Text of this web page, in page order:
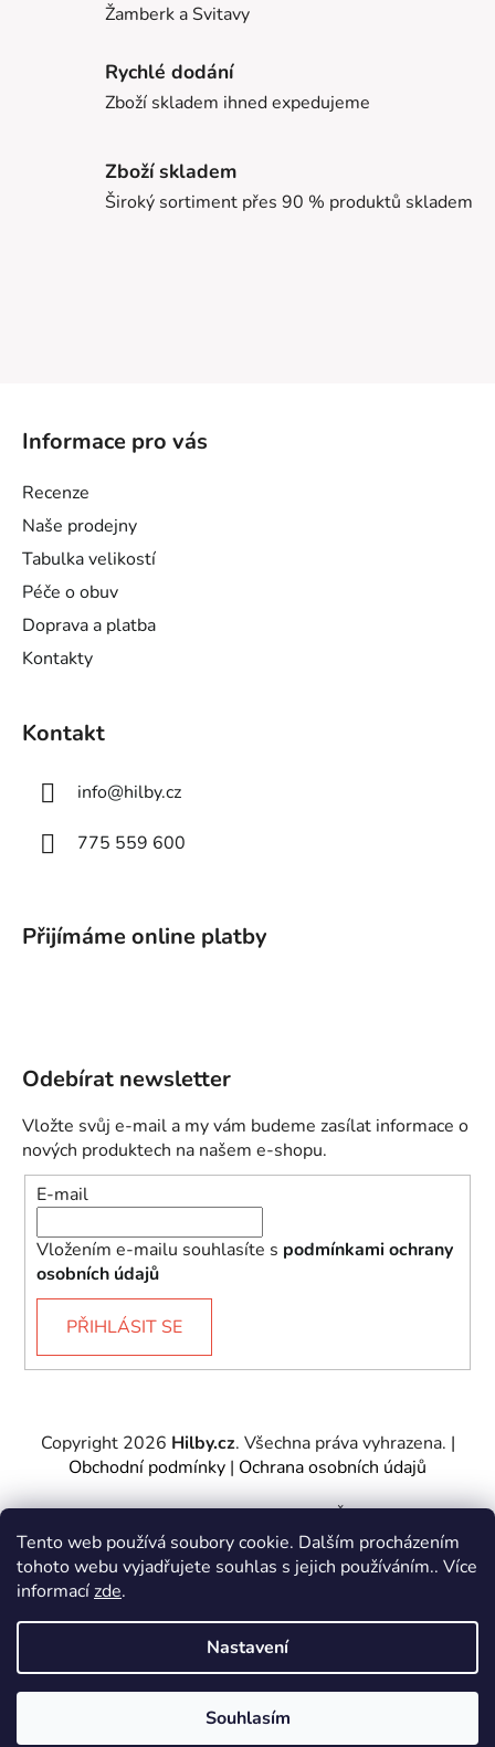
Tento web používá soubory cookie. Dalším procházením
tohoto webu vyjadřujete souhlas s jejich používáním.. Více
informacízde.
Nastavení
Souhlasím
Žamberk a Svitavy
Rychlé dodání
Zboží skladem ihned expedujeme
Zboží skladem
Široký sortiment přes 90 % produktů skladem
Informace pro vás
Recenze
Naše prodejny
Tabulka velikostí
Péče o obuv
Doprava a platba
Kontakty
Kontakt
info@hilby.cz
775 559 600
Přijímáme online platby
Odebírat newsletter
Vložte svůj e-mail a my vám budeme zasílat informace o
nových produktech na našem e-shopu.
E-mail
Vložením e-mailu souhlasíte s podmínkami ochrany
osobních údajů
PŘIHLÁSIT SE
Vytvořil Shoptet&PekneWeby
Copyright 2026 Hilby.cz. Všechna práva vyhrazena. |
Obchodní podmínky | Ochrana osobních údajů
Provozovatel e-shopu: Hilby CZ s.r.o., IČ: 27467317, se
sídlem Soukenická 2082/7,11000 Praha 1 – Nové
Město.
Společnost je zapsána u Městského soudu v Praze -